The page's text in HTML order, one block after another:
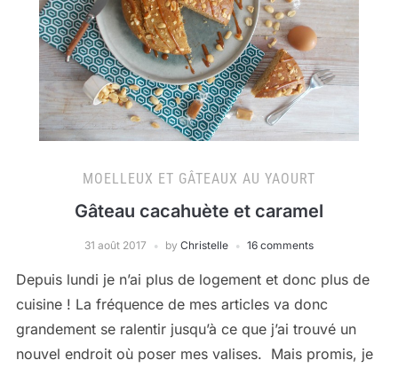
MOELLEUX ET GÂTEAUX AU YAOURT
Gâteau cacahuète et caramel
31 août 2017 by Christelle 16 comments
Depuis lundi je n’ai plus de logement et donc plus de
cuisine ! La fréquence de mes articles va donc
grandement se ralentir jusqu’à ce que j’ai trouvé un
nouvel endroit où poser mes valises. Mais promis, je